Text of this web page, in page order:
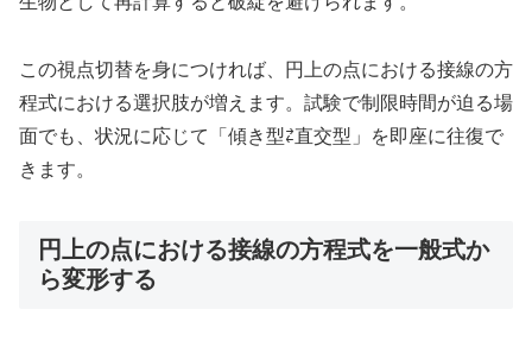
この視点切替を身につければ、円上の点における接線の方
程式における選択肢が増えます。試験で制限時間が迫る場
面でも、状況に応じて「傾き型⇄直交型」を即座に往復で
きます。
円上の点における接線の方程式を一般式か
ら変形する